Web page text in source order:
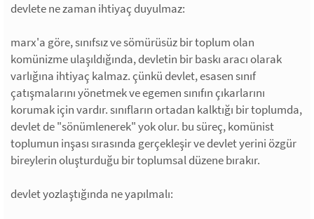
devlete ne zaman ihtiyaç duyulmaz:
marx'a göre, sınıfsız ve sömürüsüz bir toplum olan
komünizme ulaşıldığında, devletin bir baskı aracı olarak
varlığına ihtiyaç kalmaz. çünkü devlet, esasen sınıf
çatışmalarını yönetmek ve egemen sınıfın çıkarlarını
korumak için vardır. sınıfların ortadan kalktığı bir toplumda,
devlet de "sönümlenerek" yok olur. bu süreç, komünist
toplumun inşası sırasında gerçekleşir ve devlet yerini özgür
bireylerin oluşturduğu bir toplumsal düzene bırakır.
devlet yozlaştığında ne yapılmalı: